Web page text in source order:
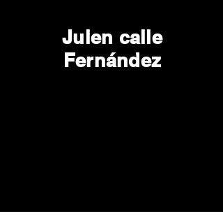
Julen calle
Fernández